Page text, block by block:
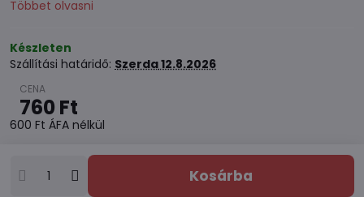
Többet olvasni
Készleten
Szállítási határidő: Szerda12.8.2026
760 Ft
600 Ft ÁFA nélkül
Kosárba